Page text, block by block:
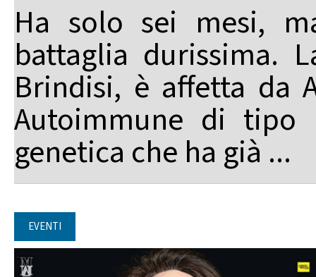
Ha solo sei mesi,
battaglia durissima.
Brindisi, è affetta da
Autoimmune di tipo
genetica che ha già ...
EVENTI